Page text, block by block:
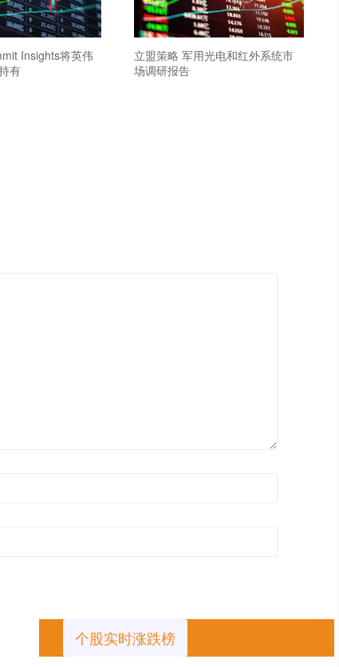
Insights将英伟
有
立盟策略 军用光电和红外系统市
场调研报告
个股实时涨跌榜